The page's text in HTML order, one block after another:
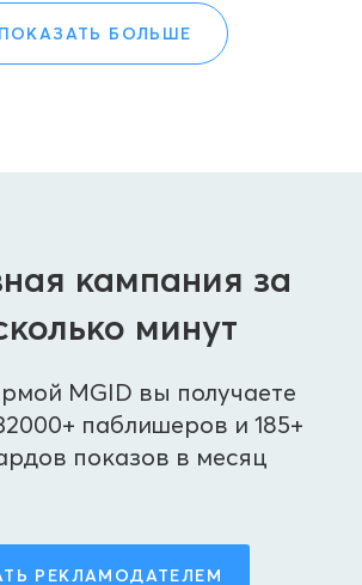
ПОКАЗАТЬ БОЛЬШЕ
кампания за
минут
MGID вы получаете
паблишеров и 185+
показов в месяц
РЕКЛАМОДАТЕЛЕМ